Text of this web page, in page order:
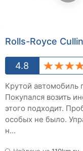
Rolls-Royce
4.8
Крутой автомобиль
Покупался возить
этого подходит.
особых не было.
н...